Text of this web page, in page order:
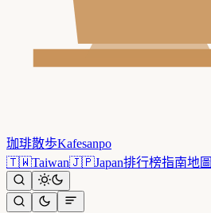
珈琲散歩Kafesanpo
🇹🇼Taiwan🇯🇵Japan排行榜指南地圖